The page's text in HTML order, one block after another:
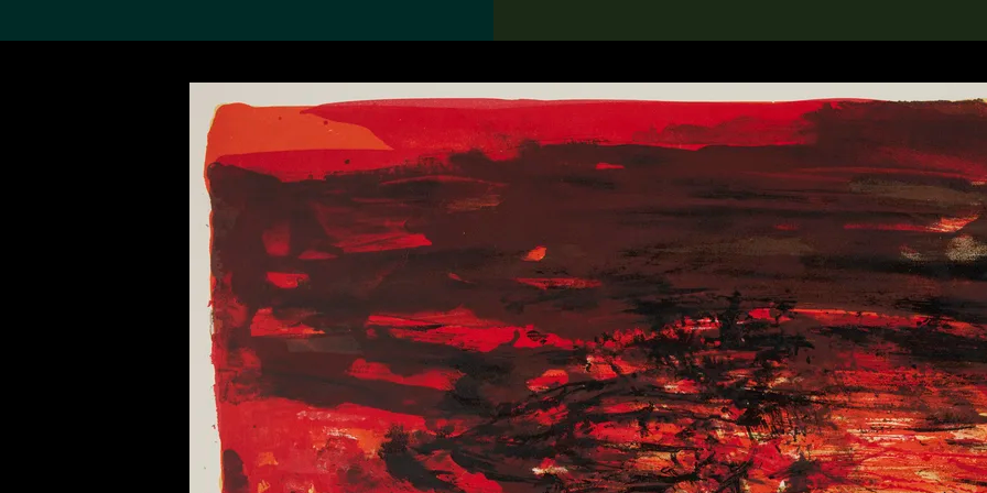
搜索M+藏品 Search the Collection
19,052个结果
关于M+藏品
探索世界顶级的二十及二十
一世纪视觉文化藏品。